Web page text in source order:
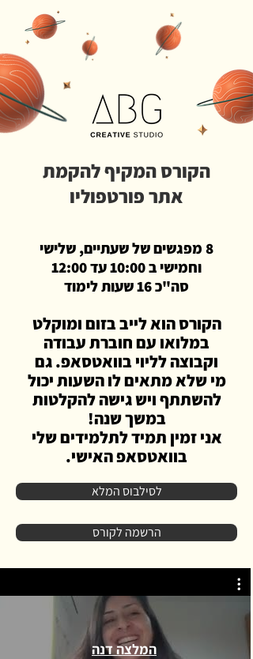
הקורס המקיף להקמת
אתר פורטפוליו
8 מפגשים של שעתיים, שלישי
וחמישי ב 10:00 עד 12:00
סה"כ 16 שעות לימוד
הקורס הוא לייב בזום ומוקלט
במלואו עם חוברת עבודה
וקבוצה לליוי בוואטסאפ. גם
מי שלא מתאים לו השעות יכול
להשתתף ויש גישה להקלטות
במשך שנה!
אני זמין תמיד לתלמידים שלי
בוואטסאפ האישי.
לסילבוס המלא
הרשמה לקורס
המלצה דנה